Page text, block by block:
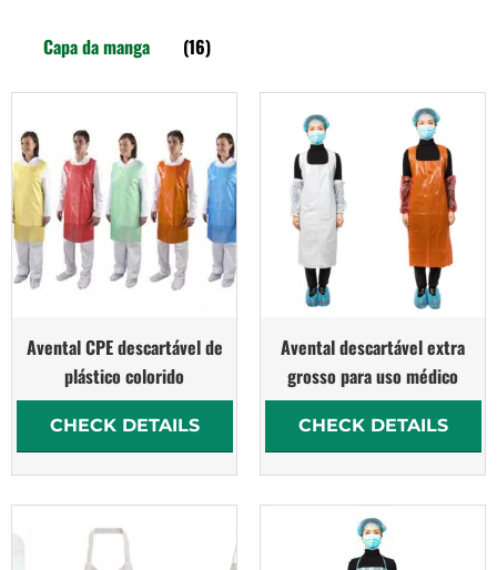
Capa da manga (16)
Avental CPE descartável de
plástico colorido
CHECK DETAILS
Avental descartável extra
grosso para uso médico
CHECK DETAILS